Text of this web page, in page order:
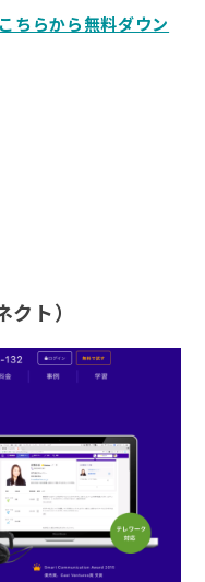
らから無料ダウン
ト）